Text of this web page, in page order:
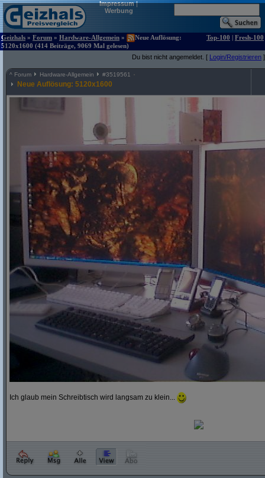
Impressum|
Werbung
Geizhals » Forum » Hardware-Allgemein »
Neue Auflösung:
5120x1600 (414 Beiträge, 9069 Mal gelesen)
Top-100 | Fresh-100
Du bist nicht angemeldet. [ Login/Registrieren ]
^ Forum Hardware-Allgemein #3519561
Neue Auflösung: 5120x1600
Ich glaub mein Schreibtisch wird langsam zu klein...